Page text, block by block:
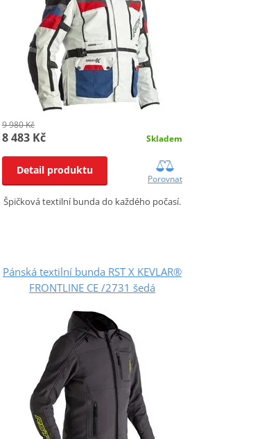
9 980 Kč
8 483 Kč Skladem
Detail produktu
Porovnat
Špičková textilní bunda do každého počasí.
Pánská textilní bunda RST X KEVLAR®
FRONTLINE CE /2731 šedá